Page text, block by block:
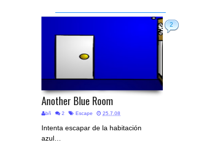
2
Another Blue Room
bñ 2 Escape 25.7.08
Intenta escapar de la habitación
azul…